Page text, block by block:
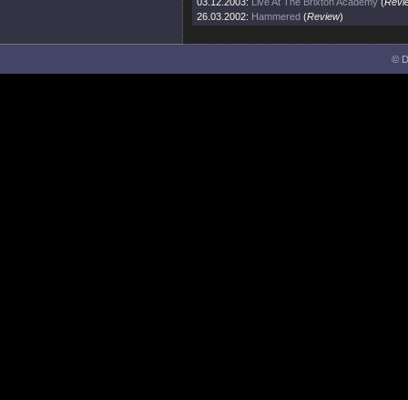
26.03.2002: Hammered (Review)
©